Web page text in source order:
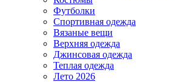
Футболки
Спортивная одежда
Вязаные вещи
Верхняя одежда
Джинсовая одежда
Теплая одежда
Лето 2026